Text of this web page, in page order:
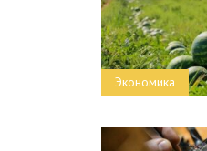
Экономика